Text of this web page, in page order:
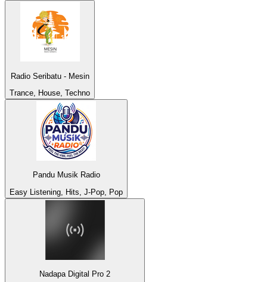
Radio Seribatu - Mesin
Trance, House, Techno
Pandu Musik Radio
Easy Listening, Hits, J-Pop, Pop
Nadapa Digital Pro 2